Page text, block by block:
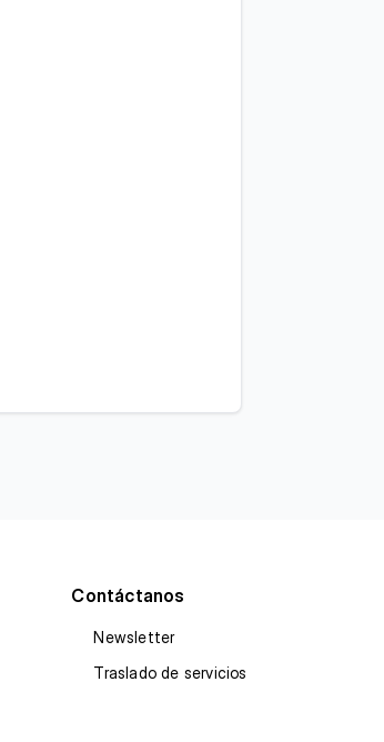
Contáctanos
Newsletter
Traslado de servicios